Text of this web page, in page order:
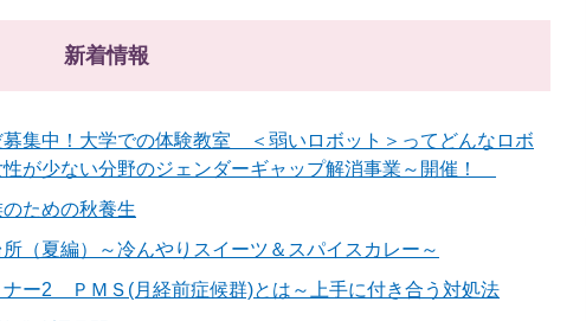
新着情報
集中！大学での体験教室 ＜弱いロボット＞ってどんなロボ
性が少ない分野のジェンダーギャップ解消事業～開催！
ための秋養生
（夏編）～冷んやりスイーツ＆スパイスカレー～
ナー2 ＰＭＳ(月経前症候群)とは～上手に付き合う対処法